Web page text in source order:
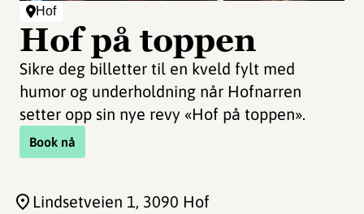
Hof
Hof på toppen
Sikre deg billetter til en kveld fylt med
humor og underholdning når Hofnarren
setter opp sin nye revy «Hof på toppen».
Book nå
Lindsetveien 1, 3090 Hof